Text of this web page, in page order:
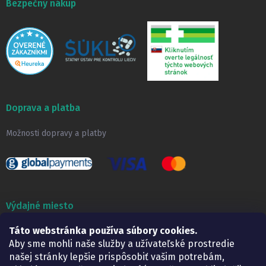
Táto webstránka používa súbory cookies.
Aby sme mohli naše služby a užívateľské prostredie
našej stránky lepšie prispôsobiť vašim potrebám,
Bezpečný nákup
Doprava a platba
Možnosti dopravy a platby
Výdajné miesto
Lekáreň ADONAI
Košice – Smetanova 2
Pondelok:
07.30 – 15.30 h.